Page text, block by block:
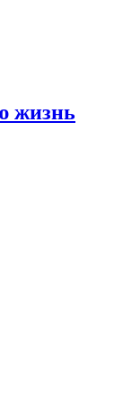
жизнь